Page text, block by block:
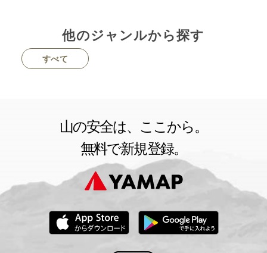
他のジャンルから探す
すべて
山の安全は、ここから。
無料で新規登録。